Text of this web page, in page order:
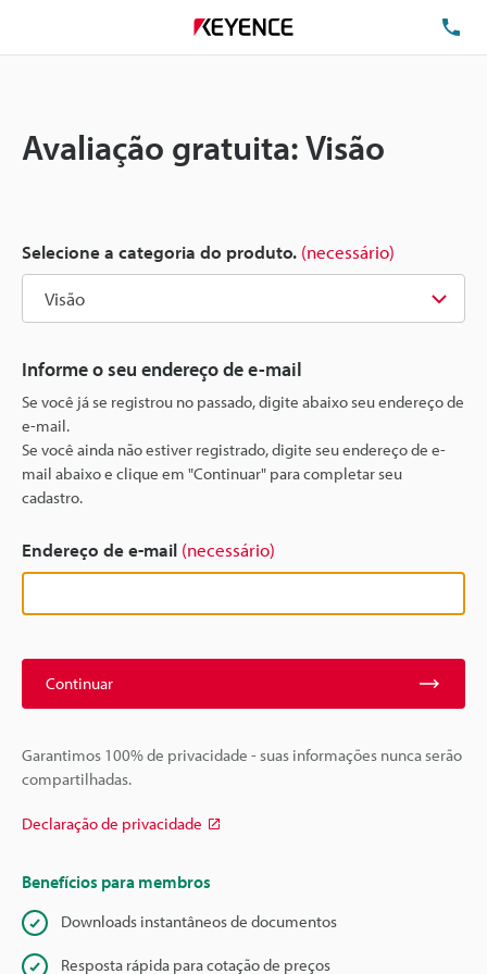
Avaliação gratuita: Visão
Selecione a categoria do produto. (necessário)
Informe o seu endereço de e-mail
Se você já se registrou no passado, digite abaixo seu endereço de
e-mail.
Se você ainda não estiver registrado, digite seu endereço de e-
mail abaixo e clique em "Continuar" para completar seu
cadastro.
Endereço de e-mail (necessário)
Continuar
Garantimos 100% de privacidade - suas informações nunca serão
compartilhadas.
Declaração de privacidade
Benefícios para membros
Downloads instantâneos de documentos
Resposta rápida para cotação de preços